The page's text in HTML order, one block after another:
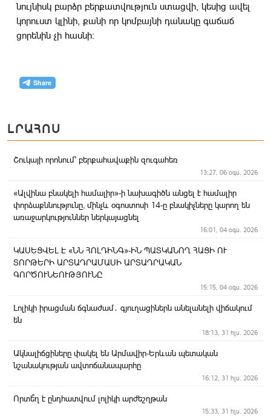
նույնիսկ բարձր բերքատվություն ստացվի, կեսից ավել
կորուստ կլինի, քանի որ կոմբայնի դանակը գաճաճ
ցորենին չի հասնի:
ԼՐԱՀՈՍ
Շուկայի որոնում՝ բերքահավաքին զուգահեռ
13:27, 06 օգս. 2026
«Ալվինա բնակելի համալիր»-ի նախագիծն անցել է համալիր
փորձաքննությունը, մինչև օգոստոսի 14-ը բնակիչները կարող են
առաջարկություններ ներկայացնել
16:01, 04 օգս. 2026
ԿԱՍԵՑՎԵԼ Է «ՆՆ ՀՈԼԴԻՆԳ»-ԻՆ ՊԱՏԿԱՆՈՂ ՀԱՑԻ ՈՒ
ՏՈՐԹԵՐԻ ԱՐՏԱԴՐԱՄԱՍԻ ԱՐՏԱԴՐԱԿԱՆ
ԳՈՐԾՈՒՆԵՈՒԹՅՈՒՆԸ
15:15, 04 օգս. 2026
Լոլիկի իրացման ճգնաժամ․ գյուղացիներն անելանելի վիճակում
են
18:13, 31 հլս. 2026
Ակնալիճցիները փակել են Արմավիր-Երևան պետական
նշանակության ավտոճանապարհը
16:12, 31 հլս. 2026
Որտե՞ղ է ընդհատվում լոլիկի արժեշղթան
15:33, 31 հլս. 2026